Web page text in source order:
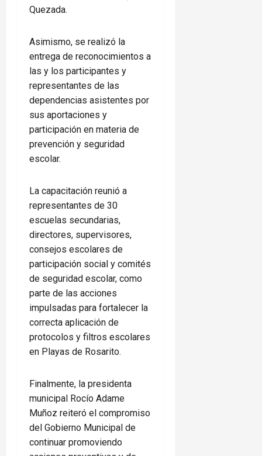
Quezada.
Asimismo, se realizó la
entrega de reconocimientos a
las y los participantes y
representantes de las
dependencias asistentes por
sus aportaciones y
participación en materia de
prevención y seguridad
escolar.
La capacitación reunió a
representantes de 30
escuelas secundarias,
directores, supervisores,
consejos escolares de
participación social y comités
de seguridad escolar, como
parte de las acciones
impulsadas para fortalecer la
correcta aplicación de
protocolos y filtros escolares
en Playas de Rosarito.
Finalmente, la presidenta
municipal Rocío Adame
Muñoz reiteró el compromiso
del Gobierno Municipal de
continuar promoviendo